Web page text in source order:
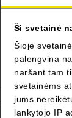
Ši svetainė
Šioje
palengvina
naršant tam
svetainėms
jums
lankytojo IP